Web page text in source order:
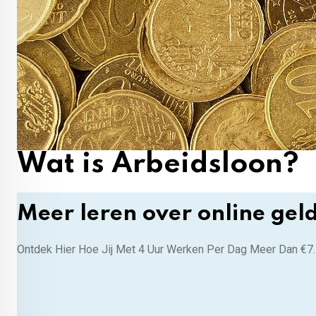
Wat is Arbeidsloon?
Meer leren over online
Ontdek Hier Hoe Jij Met 4 Uur Werken Per Dag Meer Dan